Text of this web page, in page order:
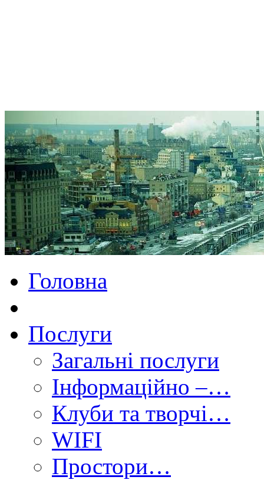
Головна
Послуги
Загальні послуги
Інформаційно –…
Клуби та творчі…
WIFI
Простори…